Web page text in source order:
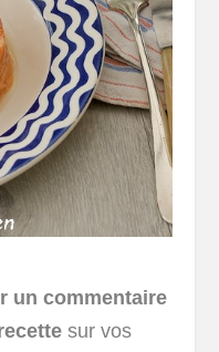
un commentaire
sur vos